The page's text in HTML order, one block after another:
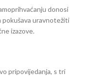
donosi
uravnotežiti
izazove.
pripovijedanja, s tri